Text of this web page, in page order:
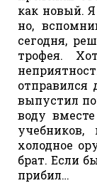
как новый.
но,
сегодня,
трофея.
отправился
выпустил
воду
холодное
брат. Если
прибил…